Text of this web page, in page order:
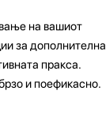
на вашиот
за дополнителна
пракса.
и поефикасно.